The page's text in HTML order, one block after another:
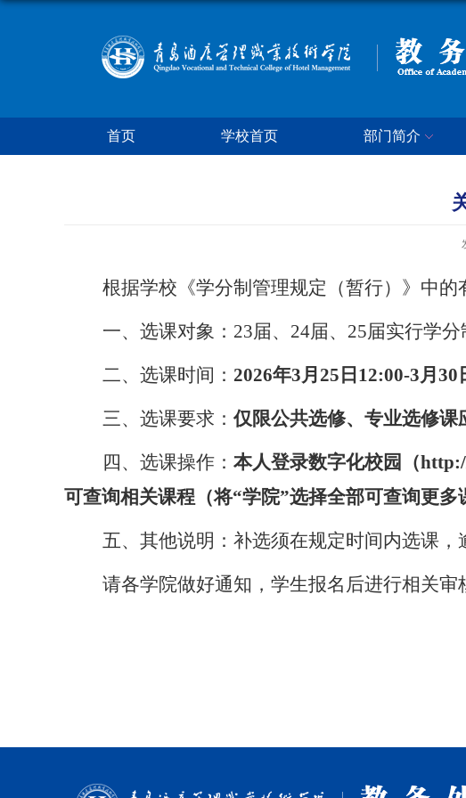
首页 学校首页 部门简介
根据学校《学分制管理规定（暂行）》中
一、选课对象： 23届、24届、25届实行学分
二、选课时间： 2026年3月25日12:00-3月30
三、选课要求：仅限公共选修、专业选修课
四、选课操作： 本人登录数字化校园（
可查询相关课程（将“学院”选择全部可查询更多
五、其他说明：补选须在规定时间内选课，
请各学院做好通知，学生报名后进行相关审